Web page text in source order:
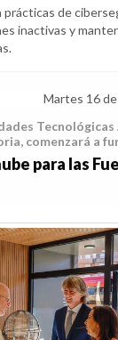
prácticas de
inactivas y
Martes 16
Tecnológicas
comenzará a
para las